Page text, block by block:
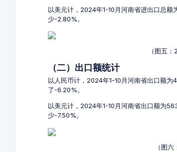
以美元计，2024年1-10月河南省进出口总
少-2.80%。
（图五
（二）出口额统计
以人民币计，2024年1-10月河南省出口额
了-6.20%。
以美元计，2024年1-10月河南省出口额为
少-7.50%。
（图